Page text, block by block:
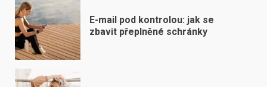
E-mail pod kontrolou: jak se
zbavit přeplněné schránky